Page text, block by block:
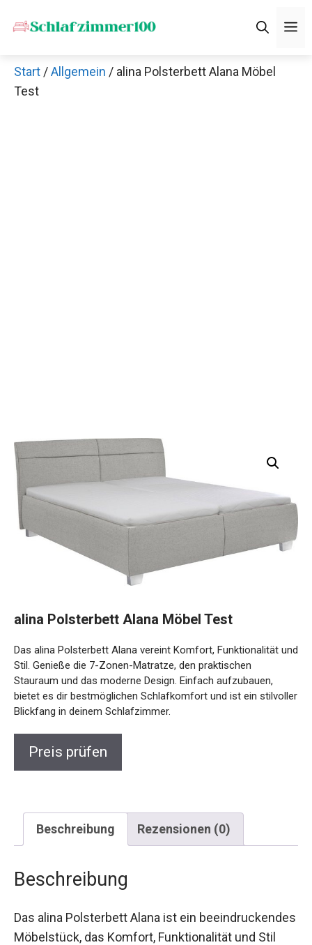
Inhalt
Start /Allgemein / alina Polsterbett Alana Möbel
Test
alina Polsterbett Alana Möbel Test
Das alina Polsterbett Alana vereint Komfort, Funktionalität und
Stil. Genieße die 7-Zonen-Matratze, den praktischen
Stauraum und das moderne Design. Einfach aufzubauen,
bietet es dir bestmöglichen Schlafkomfort und ist ein stilvoller
Blickfang in deinem Schlafzimmer.
Preis prüfen
Beschreibung Rezensionen (0)
Beschreibung
Das alina Polsterbett Alana ist ein beeindruckendes
Möbelstück, das Komfort, Funktionalität und Stil